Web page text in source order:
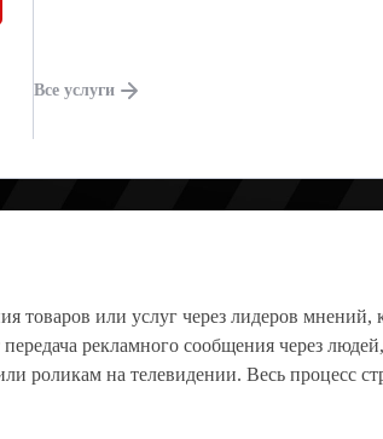
Все услуги
или услуг через лидеров мнений,
рекламного сообщения через
роликам на телевидении. Весь процесс